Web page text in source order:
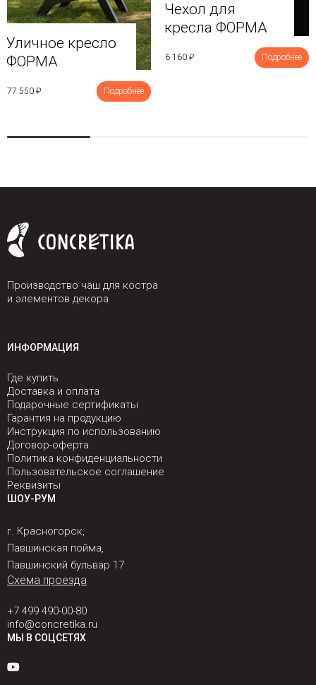
Уличное кресло
ФОРМА
77 550 ₽ Подробнее
Чехол для
кресла ФОРМА
6 160 ₽ Подробнее
Производство чаш для костра
и элементов декора
ИНФОРМАЦИЯ
Где купить
Доставка и оплата
Подарочные сертификаты
Гарантия на продукцию
Инструкция по использованию
Договор-оферта
Политика конфиденциальности
Пользовательское соглашение
Реквизиты
ШОУ-РУМ
г. Красногорск,
Павшинская пойма,
Павшинский бульвар 17
Схема проезда
+7 499 490-00-80
info@concretika.ru
МЫ В СОЦСЕТЯХ